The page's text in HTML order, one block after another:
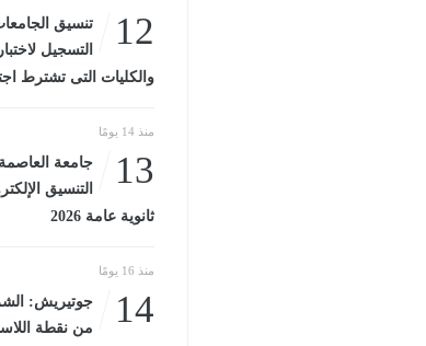
12
التسجيل
والكليات التى تشترط
منذ 14 يومًا
13
جامعة
التنسيق
ثانوية عامة 2026
منذ 16 يومًا
14
جوتيريش:
من نقطة